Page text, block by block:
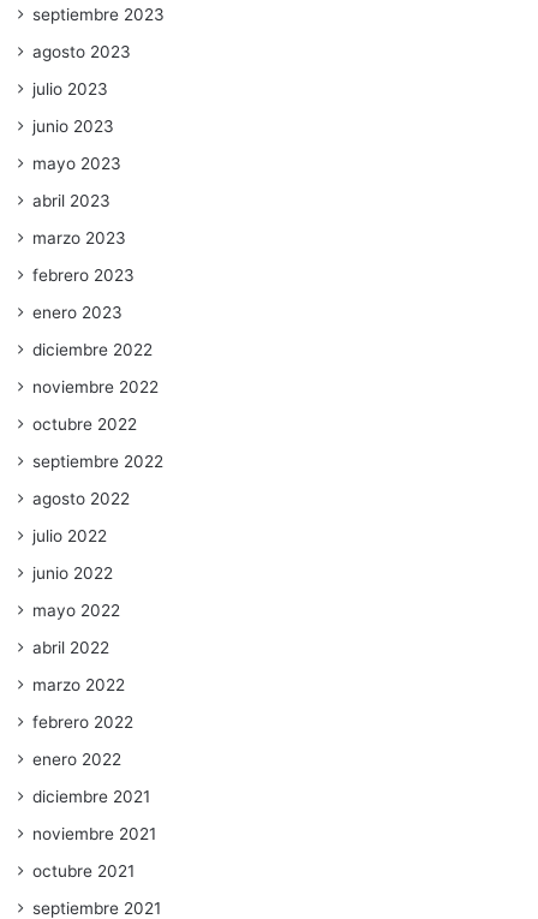
septiembre 2023
agosto 2023
julio 2023
junio 2023
mayo 2023
abril 2023
marzo 2023
febrero 2023
enero 2023
diciembre 2022
noviembre 2022
octubre 2022
septiembre 2022
agosto 2022
julio 2022
junio 2022
mayo 2022
abril 2022
marzo 2022
febrero 2022
enero 2022
diciembre 2021
noviembre 2021
octubre 2021
septiembre 2021